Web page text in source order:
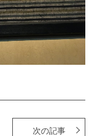
次の記事